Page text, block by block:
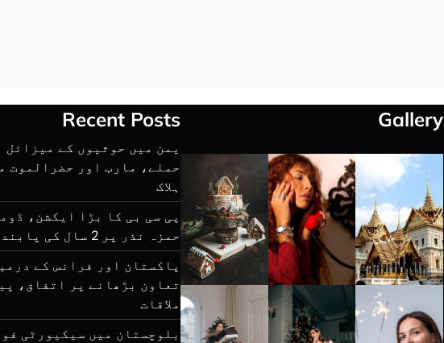
Gallery
Recent Posts
یمن میں حوثیوں کے میزائل
ہلاک
پی سی بی کا بڑا ایکشن،
حمزہ نذر پر 2 سال کی پابندی
پاکستان اور فرانس کے
تعاون بڑھانے پر اتفاق،
ملاقات
بلوچستان میں سیکیورٹی